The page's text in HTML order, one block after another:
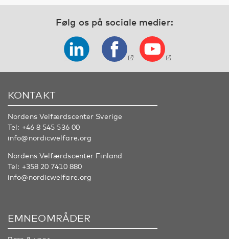
Følg os på sociale medier:
KONTAKT
Nordens Velfærdscenter Sverige
Tel: +46 8 545 536 00
info@nordicwelfare.org
Nordens Velfærdscenter Finland
Tel: +358 20 7410 880
info@nordicwelfare.org
EMNEOMRÅDER